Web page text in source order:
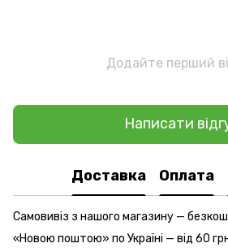
Додайте перший
Написати
Доставка Оплата
Самовивіз з нашого магазину —
«Новою поштою» по Україні — від 60